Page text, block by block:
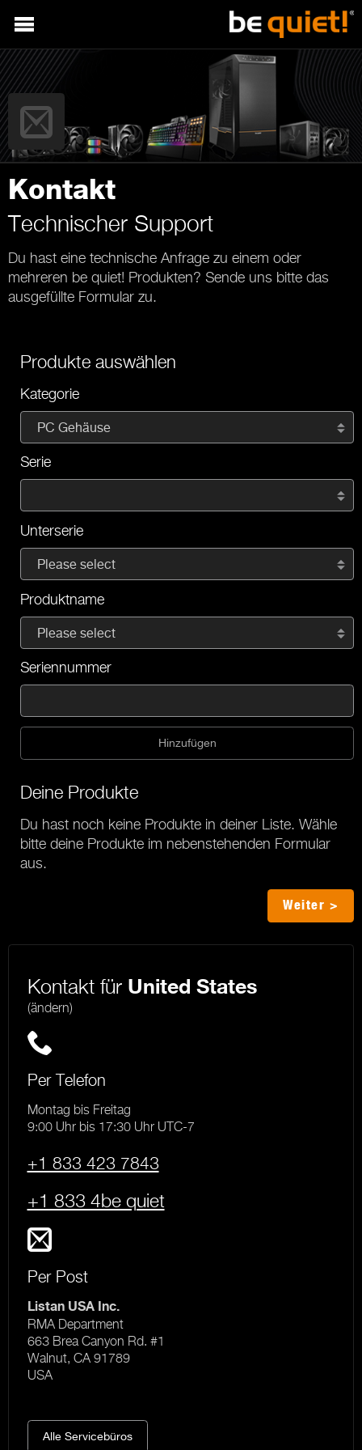
Kontakt
Technischer Support
Du hast eine technische Anfrage zu einem oder
mehreren be quiet! Produkten? Sende uns bitte das
ausgefüllte Formular zu.
Produkte auswählen
Kategorie
PC Gehäuse
Serie
Unterserie
Please select
Produktname
Please select
Seriennummer
Hinzufügen
Deine Produkte
Du hast noch keine Produkte in deiner Liste. Wähle
bitte deine Produkte im nebenstehenden Formular
aus.
Weiter >
Kontakt für United States
(ändern)
Per Telefon
Montag bis Freitag
9:00 Uhr bis 17:30 Uhr UTC-7
+1 833 423 7843
+1 833 4be quiet
Per Post
Listan USA Inc.
RMA Department
663 Brea Canyon Rd. #1
Walnut, CA 91789
USA
Alle Servicebüros